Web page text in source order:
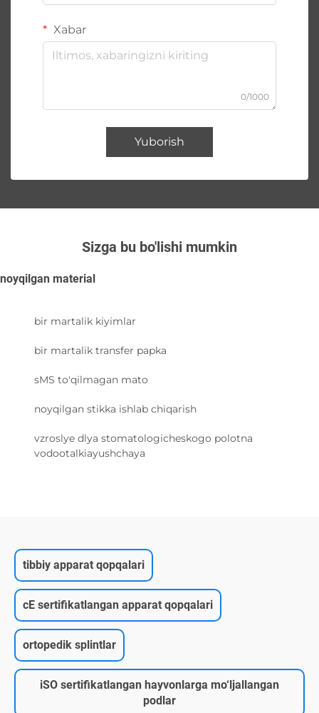
Xabar
0/1000
Yuborish
Sizga bu bo'lishi mumkin
noyqilgan material
bir martalik kiyimlar
bir martalik transfer papka
sMS to'qilmagan mato
noyqilgan stikka ishlab chiqarish
vzroslye dlya stomatologicheskogo polotna
vodootalkiayushchaya
tibbiy apparat qopqalari
cE sertifikatlangan apparat qopqalari
ortopedik splintlar
iSO sertifikatlangan hayvonlarga mo‘ljallangan
podlar